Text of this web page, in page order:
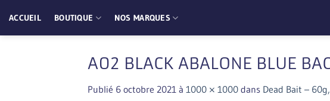
au
contenu
ACCUEIL BOUTIQUE NOS MARQUES
A02 BLACK ABALONE BLUE
Publié 6 octobre 2021 à 1000 × 1000 dans Dead Bait –